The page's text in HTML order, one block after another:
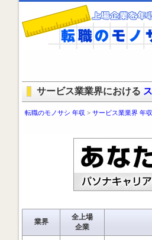
サービス業業界における
転職のモノサシ 年収 > サービス業業界 年収
業界
全上場
企業